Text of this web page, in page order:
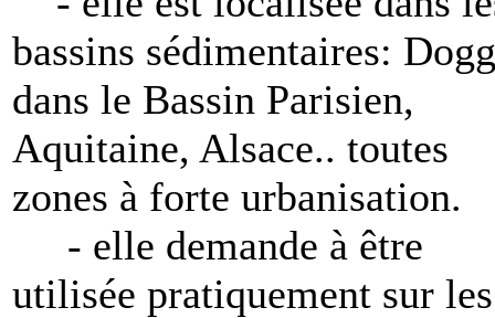
bassins sédimentaires:
dans le Bassin Parisien,
Aquitaine, Alsace.. toutes
zones à forte urbanisation.
- elle demande à être
utilisée pratiquement sur les